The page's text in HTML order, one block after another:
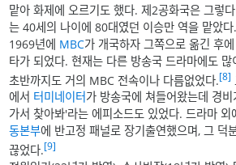
맡아 화제에 오르기도 했다. 제2공화국은 그렇
는 40세의 나이에 80대였던 이승만 역을 맡았다.
1969년에 MBC가 개국하자 그쪽으로 옮긴 후
타가 되었다. 현재는 다른 방송국 드라마에도
초반까지도 거의 MBC 전속이나 다름없었다.[8]
에서 터미네이터가 방송국에 쳐들어왔는데 경
가서 찾아봐'라는 에피소드도 있었다. 드라마 외
동본부에 반고정 패널로 장기출연했으며, 그 덕
끊었다.[9]